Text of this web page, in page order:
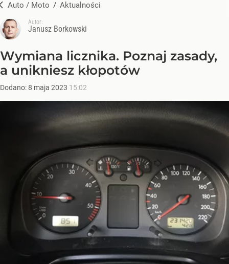
Auto / Moto / Aktualności
Autor:
Janusz Borkowski
Wymiana licznika. Poznaj zasady,
a unikniesz kłopotów
Dodano:8 maja 2023 15:02